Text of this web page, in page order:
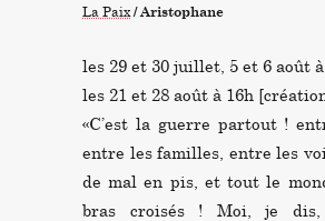
La Paix/ Aristophane
les 29 et 30 juillet, 5 et 6 août
les 21 et 28 août à 16h
«C’est la guerre partout !
entre les familles, entre les
de mal en pis, et tout le
bras croisés ! Moi, je dis,